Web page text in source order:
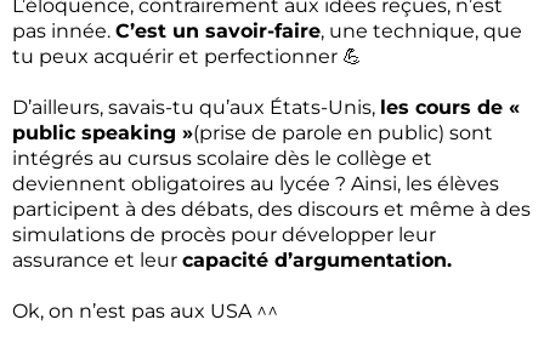
L’éloquence, contrairement aux idées reçues, n’est
pas innée. C’est un savoir-faire, une technique, que
tu peux acquérir et perfectionner 💪
D’ailleurs, savais-tu qu’aux États-Unis, les cours de «
public speaking »(prise de parole en public) sont
intégrés au cursus scolaire dès le collège et
deviennent obligatoires au lycée ? Ainsi, les élèves
participent à des débats, des discours et même à des
simulations de procès pour développer leur
assurance et leur capacité d’argumentation.
Ok, on n’est pas aux USA ^^